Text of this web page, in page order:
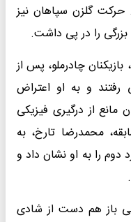
گلزن سپاهان نیز
را در پی داشت.
چادرملو، پس از
و به او اعتراض
مانع از درگیری فیزیکی
محمدرضا تارخ، به
دوم را به او نشان داد و
باز هم دست از شادی